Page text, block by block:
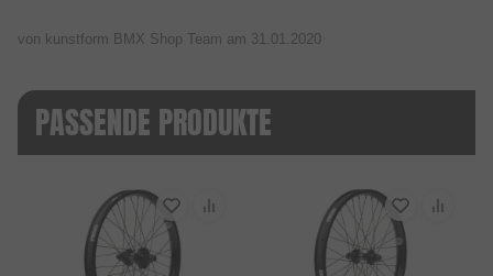
von kunstform BMX Shop Team am 31.01.2020
PASSENDE PRODUKTE